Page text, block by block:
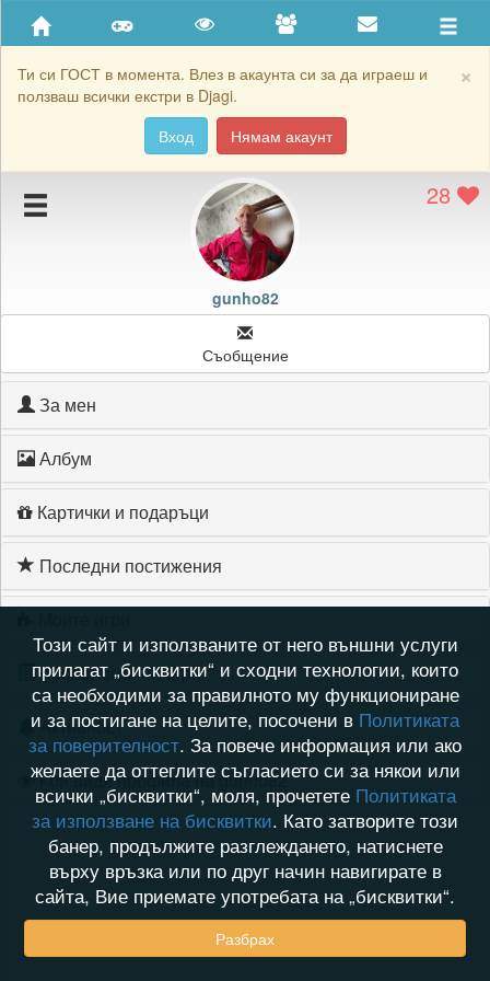
×
Ти си ГОСТ в момента. Влез в акаунта си за да играеш и
ползваш всички екстри в Djagi.
Вход
Нямам акаунт
Приятели
Хронология на игри
Подаръците на gunho82
Картичките на gunho82
28
gunho82
Съобщение
За мен
Албум
Картички и подаръци
Последни постижения
Хронология на игри
Активност
Кой видя профила на gunho82
Този сайт и използваните от него външни услуги
прилагат „бисквитки“ и сходни технологии, които
са необходими за правилното му функциониране
и за постигане на целите, посочени в Политиката
за поверителност. За повече информация или ако
желаете да оттеглите съгласието си за някои или
всички „бисквитки“, моля, прочетете Политиката
за използване на бисквитки. Като затворите този
банер, продължите разглеждането, натиснете
върху връзка или по друг начин навигирате в
сайта, Вие приемате употребата на „бисквитки“.
Разбрах